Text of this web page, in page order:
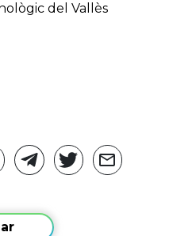
del Vallès